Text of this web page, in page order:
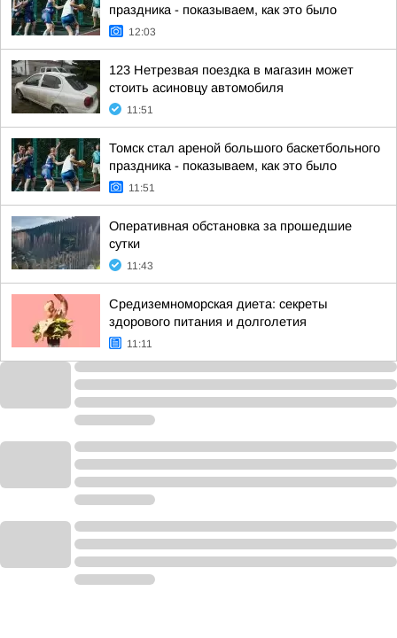
праздника - показываем, как это было
12:03
123 Нетрезвая поездка в магазин может
стоить асиновцу автомобиля
11:51
Томск стал ареной большого баскетбольного
праздника - показываем, как это было
11:51
Оперативная обстановка за прошедшие
сутки
11:43
Средиземноморская диета: секреты
здорового питания и долголетия
11:11